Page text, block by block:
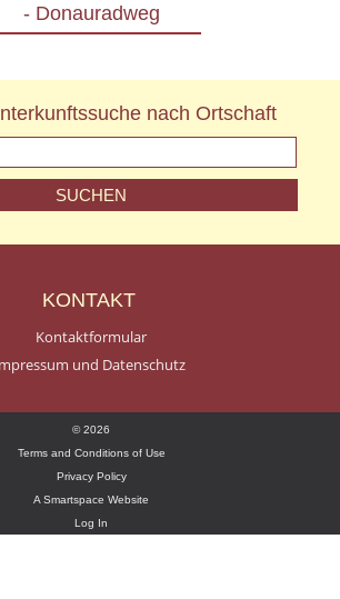
- Donauradweg
nach Ortschaft
KONTAKT
Kontaktformular
und Datenschutz
© 2026
Terms and Conditions of Use
Privacy Policy
A Smartspace Website
Log In